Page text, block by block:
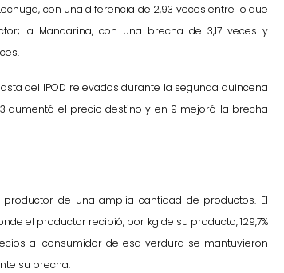
con una diferencia de 2,93 veces entre lo que
la Mandarina, con una brecha de 3,17 veces y
del IPOD relevados durante la segunda quincena
aumentó el precio destino y en 9 mejoró la brecha
de una amplia cantidad de productos. El
el productor recibió, por kg de su producto, 129,7%
al consumidor de esa verdura se mantuvieron
su brecha.